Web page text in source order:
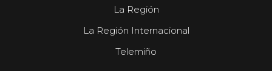
La Región
La Región Internacional
Telemiño